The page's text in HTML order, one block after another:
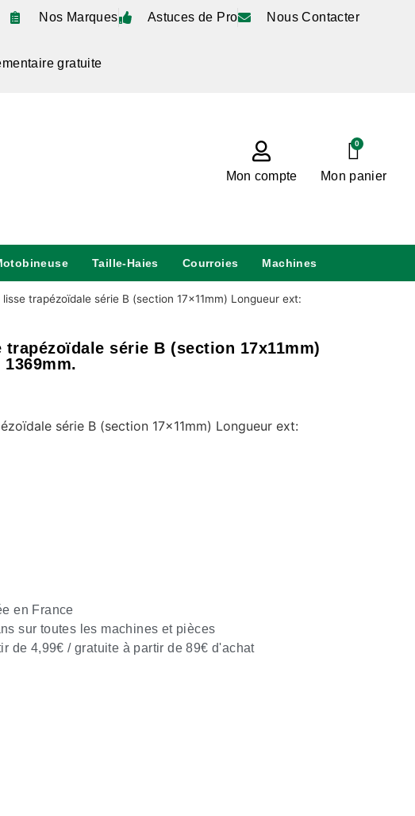
Nos Marques Astuces de Pro Nous Contacter
gratuite
Mon compte
0
Mon panier
Taille-Haies Courroies Machines
lisse trapézoïdale série B (section 17x11mm) Longueur ext:
série B (section 17x11mm)
série B (section 17x11mm) Longueur ext:
en France
sur toutes les machines et pièces
de 4,99€ / gratuite à partir de 89€ d'achat